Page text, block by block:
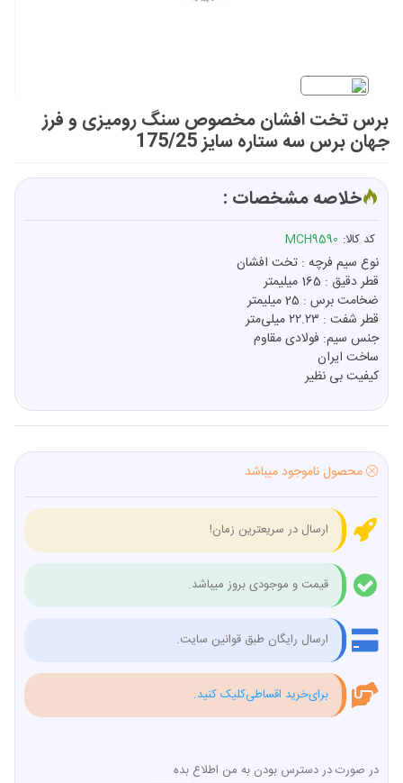
برس تخت افشان مخصوص سنگ رومیزی و فرز
جهان برس سه ستاره سایز 175/25
خلاصه مشخصات :
کد کالا: MCH9590
نوع سیم فرچه : تخت افشان
قطر دقیق : 165 میلیمتر
ضخامت برس : 25 میلیمتر
قطر شفت : ۲۲.۲۳ میلی‌متر
جنس سیم: فولادی مقاوم
ساخت ایران
کیفیت بی نظیر
محصول ناموجود میباشد
ارسال در سریعترین زمان!
قیمت و موجودی بروز میباشد.
ارسال رایگان طبق قوانین سایت.
برای‌خرید اقساطی‌کلیک کنید.
در صورت در دسترس بودن به من اطلاع بده